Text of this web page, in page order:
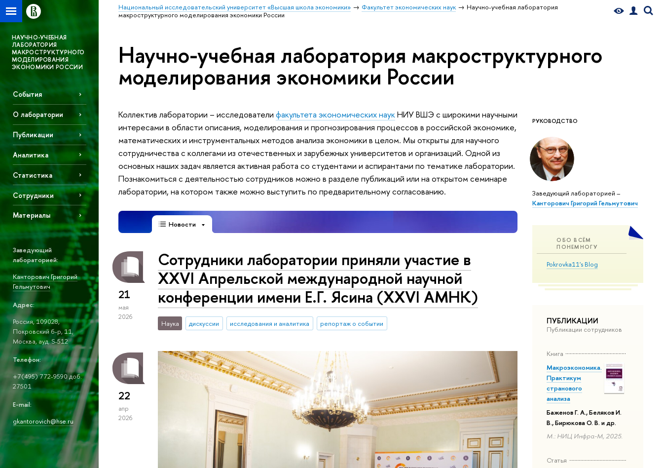
Национальный исследовательский университет «Высшая школа экономики» Факультет экономических наук
Научно-учебная лаборатория
макроструктурного моделирования экономики России
НАУЧНО-УЧЕБНАЯ
ЛАБОРАТОРИЯ
МАКРОСТРУКТУРНОГО
МОДЕЛИРОВАНИЯ
ЭКОНОМИКИ РОССИИ
События
О лаборатории
Публикации
Аналитика
Статистика
Сотрудники
Материалы
Заведующий
лабораторией:
Канторович Григорий
Гельмутович
Адрес:
Россия, 109028,
Покровский б-р, 11,
Москва, ауд. S-512
Телефон:
+7(495) 772-9590 доб.
27501
E-mail:
gkantorovich@hse.ru
Научно-учебная лаборатория макроструктурного
моделирования экономики России
РУКОВОДСТВО
Заведующий лабораторией –
Канторович Григорий Гельмутович
ОБО ВСЁМ
ПОНЕМНОГУ
Pokrovka11's Blog
ПУБЛИКАЦИИ
Публикации сотрудников
Книга
Макроэкономика.
Практикум
странового
анализа
Баженов Г. А., Беляков И.
В., Бирюкова О. В. и др.
М.: НИЦ Инфра-М, 2025.
Статья
Коллектив лаборатории – исследователи факультета экономических наукНИУ ВШЭ с широкими научными
интересами в области описания, моделирования и прогнозирования процессов в российской экономике,
математических и инструментальных методов анализа экономики в целом. Мы открыты для научного
сотрудничества с коллегами из отечественных и зарубежных университетов и организаций. Одной из
основных наших задач является активная работа со студентами и аспирантами по тематике лаборатории.
Познакомиться с деятельностью сотрудников можно в разделе публикаций или на открытом семинаре
лаборатории, на котором также можно выступить по предварительному согласованию.
Новости
21
мая
2026
Сотрудники лаборатории приняли участие в
XXVI Апрельской международной научной
конференции имени Е.Г. Ясина (XXVI АМНК)
Наука дискуссии исследования и аналитика репортаж о событии
22
апр
2026